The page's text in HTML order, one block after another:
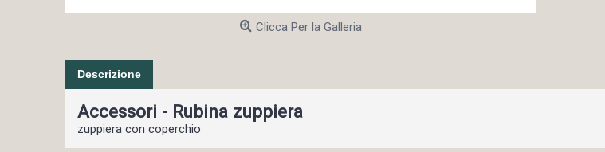
Clicca Per la Galleria
Descrizione
Accessori - Rubina zuppiera
zuppiera con coperchio